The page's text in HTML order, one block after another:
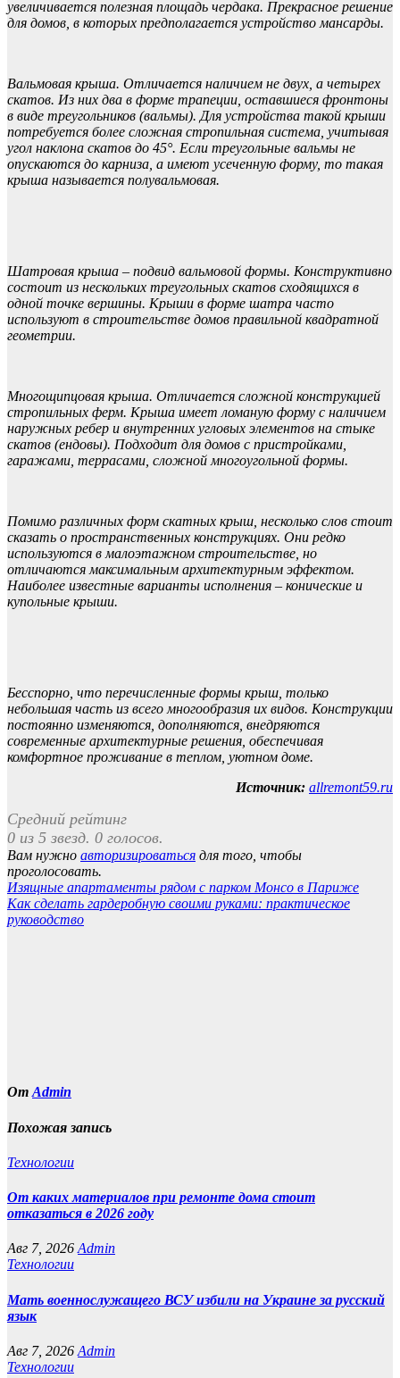
увеличивается полезная площадь чердака. Прекрасное решение
для домов, в которых предполагается устройство мансарды.
Вальмовая крыша. Отличается наличием не двух, а четырех
скатов. Из них два в форме трапеции, оставшиеся фронтоны
в виде треугольников (вальмы). Для устройства такой крыши
потребуется более сложная стропильная система, учитывая
угол наклона скатов до 45°. Если треугольные вальмы не
опускаются до карниза, а имеют усеченную форму, то такая
крыша называется полувальмовая.
Шатровая крыша – подвид вальмовой формы. Конструктивно
состоит из нескольких треугольных скатов сходящихся в
одной точке вершины. Крыши в форме шатра часто
используют в строительстве домов правильной квадратной
геометрии.
Многощипцовая крыша. Отличается сложной конструкцией
стропильных ферм. Крыша имеет ломаную форму с наличием
наружных ребер и внутренних угловых элементов на стыке
скатов (ендовы). Подходит для домов с пристройками,
гаражами, террасами, сложной многоугольной формы.
Помимо различных форм скатных крыш, несколько слов стоит
сказать о пространственных конструкциях. Они редко
используются в малоэтажном строительстве, но
отличаются максимальным архитектурным эффектом.
Наиболее известные варианты исполнения – конические и
купольные крыши.
Бесспорно, что перечисленные формы крыш, только
небольшая часть из всего многообразия их видов. Конструкции
постоянно изменяются, дополняются, внедряются
современные архитектурные решения, обеспечивая
комфортное проживание в теплом, уютном доме.
Источник: allremont59.ru
Средний рейтинг
0 из 5 звезд. 0 голосов.
Вам нужно авторизироваться для того, чтобы
проголосовать.
Навигация
по
Изящные апартаменты рядом с парком Монсо в Париже
Как сделать гардеробную своими руками: практическое
руководство
От Admin
Похожая запись
Технологии
От каких материалов при ремонте дома стоит
отказаться в 2026 году
Авг 7, 2026 Admin
Технологии
Мать военнослужащего ВСУ избили на Украине за русский
язык
Авг 7, 2026 Admin
Технологии